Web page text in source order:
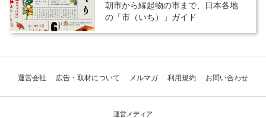
朝市から縁起物の市まで、日本各地
の「市（いち）」ガイド
運営会社 広告・取材について メルマガ 利用規約 お問い合わせ
運営メディア